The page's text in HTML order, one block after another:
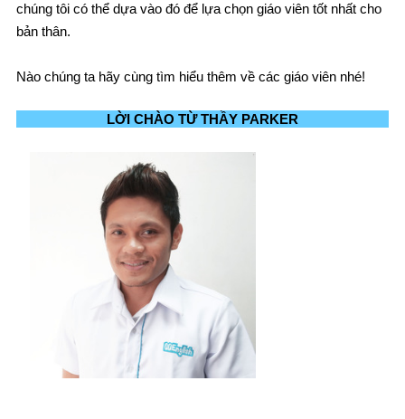
chúng tôi có thể dựa vào đó để lựa chọn giáo viên tốt nhất cho
bản thân.
Nào chúng ta hãy cùng tìm hiểu thêm về các giáo viên nhé!
LỜI CHÀO TỪ THẦY PARKER